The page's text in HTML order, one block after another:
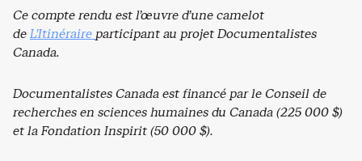
Ce compte rendu est l’œuvre d’une camelot
deL’Itinéraire participant au projet Documentalistes
Canada.
Documentalistes Canada est financé par le Conseil de
recherches en sciences humaines du Canada (225 000 $)
et la Fondation Inspirit (50 000 $).